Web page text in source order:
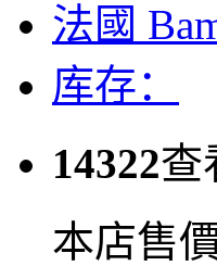
法國
库存：
14322查
本店售價